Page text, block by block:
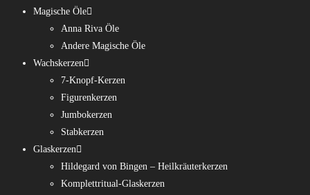
Magische Öle
Anna Riva Öle
Andere Magische Öle
Wachskerzen
7-Knopf-Kerzen
Figurenkerzen
Jumbokerzen
Stabkerzen
Glaskerzen
Hildegard von Bingen – Heilkräuterkerzen
Komplettritual-Glaskerzen